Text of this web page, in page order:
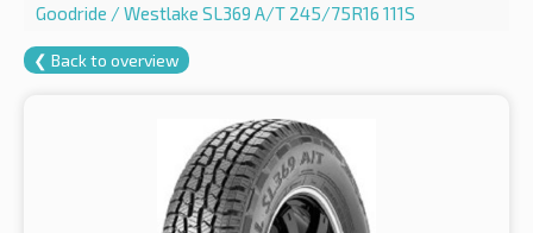
Goodride / Westlake SL369 A/T 245/75R16 111S
❮ Back to overview